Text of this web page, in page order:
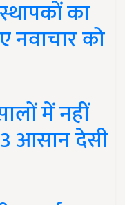
का
नवाचार को
में नहीं
आसान देसी